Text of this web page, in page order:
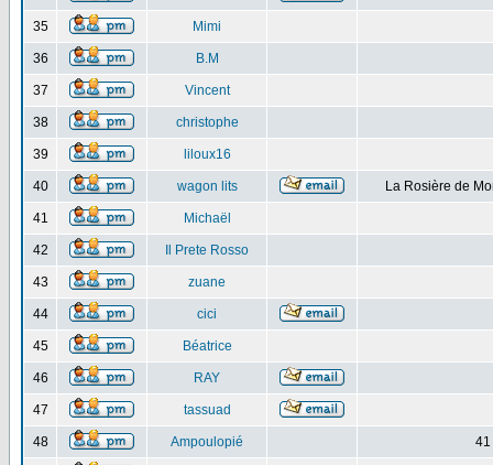
35 Mimi
36 B.M
37 Vincent
38 christophe
39 liloux16
40 wagon lits La Rosière de
41 Michaël
42 Il Prete Rosso
43 zuane
44 cici
45 Béatrice
46 RAY
47 tassuad
48 Ampoulopié 41